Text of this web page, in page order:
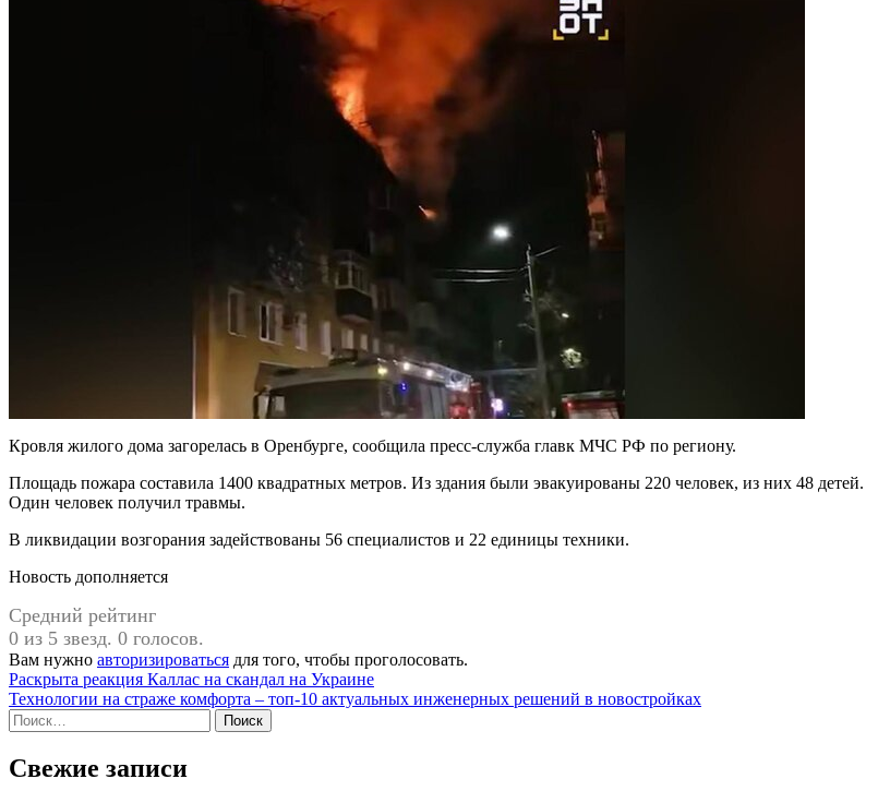
Кровля жилого дома загорелась в Оренбурге, сообщила пресс-служба главк МЧС РФ по региону.
Площадь пожара составила 1400 квадратных метров. Из здания были эвакуированы 220 человек, из них 48 детей.
Один человек получил травмы.
В ликвидации возгорания задействованы 56 специалистов и 22 единицы техники.
Новость дополняется
Средний рейтинг
0 из 5 звезд. 0 голосов.
Вам нужно авторизироваться для того, чтобы проголосовать.
Навигация
по
записям
Раскрыта реакция Каллас на скандал на Украине
Технологии на страже комфорта – топ-10 актуальных инженерных решений в новостройках
Найти:
Свежие записи